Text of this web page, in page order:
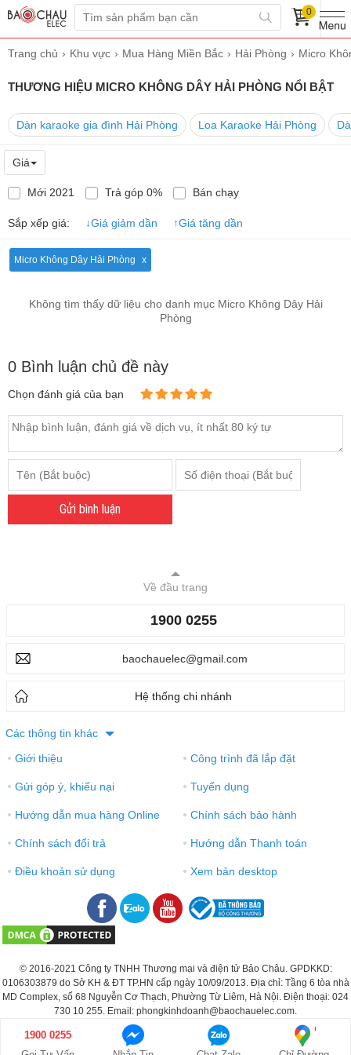
0
Trang chủ Khu vực Mua Hàng Miền Bắc Hải Phòng Micro
THƯƠNG HIỆU MICRO KHÔNG DÂY HẢI PHÒNG NỔI BẬT
Dàn karaoke gia đình Hải Phòng Loa Karaoke Hải Phòng
Giá
Mới 2021 Trả góp 0% Bán chạy
Sắp xếp giá: ↓Giá giảm dần ↑Giá tăng dần
Micro Không Dây Hải Phòng
Không tìm thấy dữ liệu cho danh mục Micro Không Dây Hải
Phòng
0 Bình luận chủ đề này
Chọn đánh giá của bạn
Gửi bình luận
Về đầu trang
1900 0255
baochauelec@gmail.com
Hệ thống chi nhánh
Các thông tin khác
● Giới thiệu ● Công trình đã lắp đặt
● Gửi góp ý, khiếu nại ● Tuyển dụng
● Hướng dẫn mua hàng Online ● Chính sách bảo hành
● Chính sách đổi trả ● Hướng dẫn Thanh toán
● Điều khoản sử dụng ● Xem bản desktop
© 2016-2021 Công ty TNHH Thương mại và điện tử Bảo Châu. GPDKKD:
0106303879 do Sở KH & ĐT TP.HN cấp ngày 10/09/2013. Địa chỉ: Tầng 6 tòa nhà
MD Complex, số 68 Nguyễn Cơ Thạch, Phường Từ Liêm, Hà Nội. Điện thoại: 024
730 10 255. Email: phongkinhdoanh@baochauelec.com.
1900 0255